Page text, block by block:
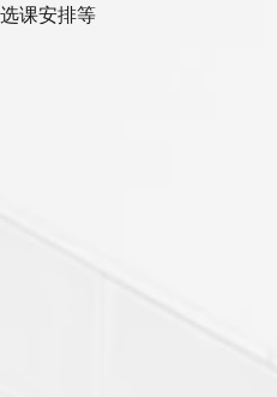
课安排等